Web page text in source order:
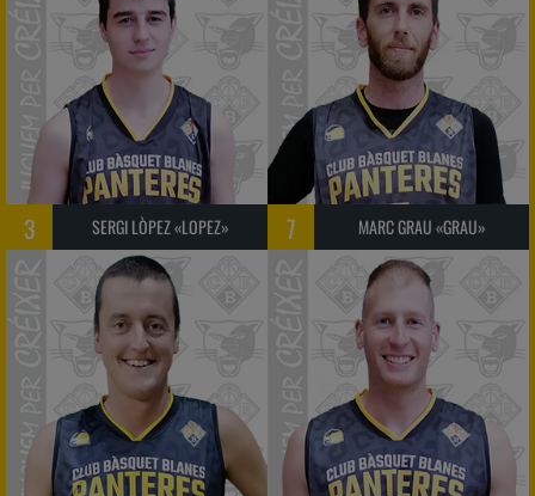
3 SERGI LÒPEZ «LOPEZ» 7 MARC GRAU «GRAU»